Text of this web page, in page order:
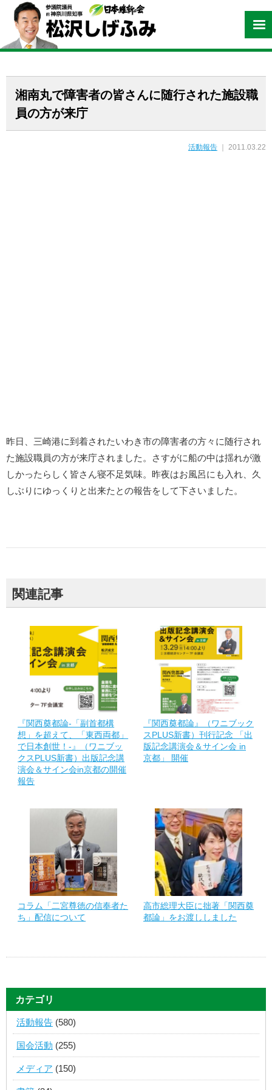
湘南丸で障害者の皆さんに随行された施設職
員の方が来庁
活動報告 ｜ 2011.03.22
昨日、三崎港に到着されたいわき市の障害者の方々に随行され
た施設職員の方が来庁されました。さすがに船の中は揺れが激
しかったらしく皆さん寝不足気味。昨夜はお風呂にも入れ、久
しぶりにゆっくりと出来たとの報告をして下さいました。
関連記事
『関西奠都論-「副首都構
想」を超えて、「東西両都」
で日本創世！-』（ワニブッ
クスPLUS新書）出版記念講
演会＆サイン会in京都の開催
報告
『関西奠都論』（ワニブック
スPLUS新書）刊行記念 「出
版記念講演会＆サイン会 in
京都」 開催
コラム「二宮尊徳の信奉者た
ち」配信について
高市総理大臣に拙著「関西奠
都論」をお渡ししました
カテゴリ
活動報告 (580)
国会活動 (255)
メディア (150)